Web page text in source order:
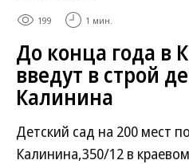
199 1 мин.
До конца года в
введут в строй
Калинина
Детский сад на 200 мест
Калинина,350/12 в